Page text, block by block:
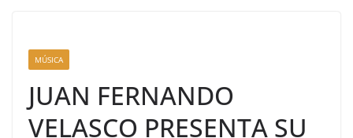
MÚSICA
JUAN FERNANDO
VELASCO PRESENTA SU